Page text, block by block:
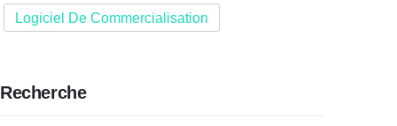
Logiciel De Commercialisation
Recherche